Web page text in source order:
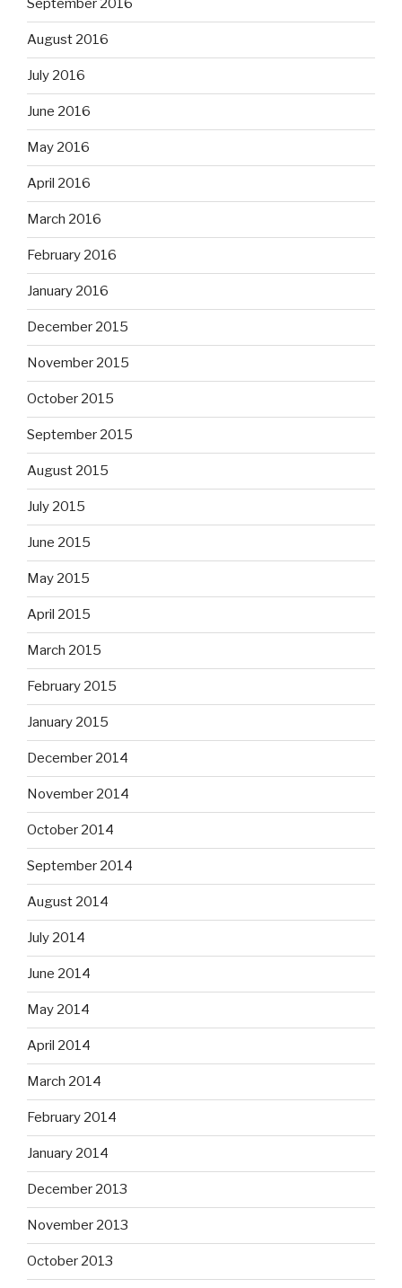
September 2016
August 2016
July 2016
June 2016
May 2016
April 2016
March 2016
February 2016
January 2016
December 2015
November 2015
October 2015
September 2015
August 2015
July 2015
June 2015
May 2015
April 2015
March 2015
February 2015
January 2015
December 2014
November 2014
October 2014
September 2014
August 2014
July 2014
June 2014
May 2014
April 2014
March 2014
February 2014
January 2014
December 2013
November 2013
October 2013